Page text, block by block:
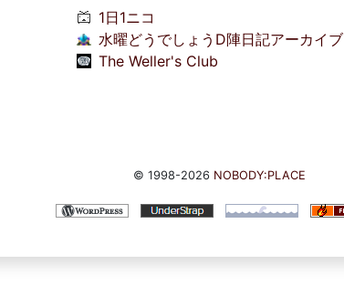
1日1ニコ
水曜どうでしょうD陣日記アーカイブ
The Weller's Club
© 1998-2026 NOBODY:PLACE